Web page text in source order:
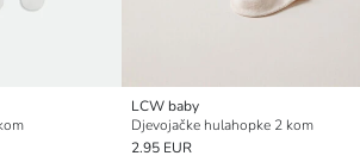
LCW baby
Djevojačke hulahopke 2 kom
2.95 EUR